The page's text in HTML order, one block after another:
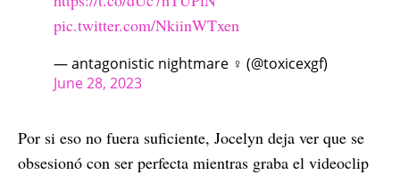
pic.twitter.com/NkiinWTxen
— antagonistic nightmare ♀ (@toxicexgf)
June 28, 2023
Por si eso no fuera suficiente, Jocelyn deja ver que se
obsesionó con ser perfecta mientras graba el videoclip